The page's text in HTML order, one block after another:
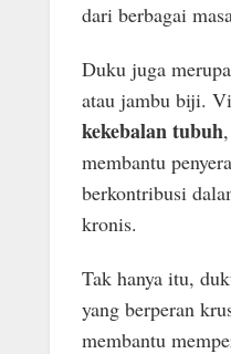
dari berbagai
Duku juga
atau jambu biji.
kekebalan tubuh
membantu
berkontribusi
kronis.
Tak hanya itu,
yang berperan
membantu